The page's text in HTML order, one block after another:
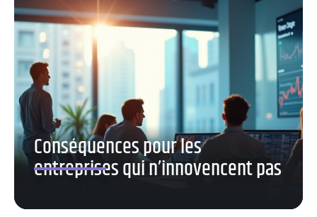
Conséquences pour les
entreprises qui n’innovencent pas